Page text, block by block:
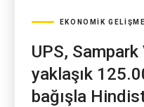
EKONOMIK GELIŞME
UPS, Sampark
yaklaşık
bağışla